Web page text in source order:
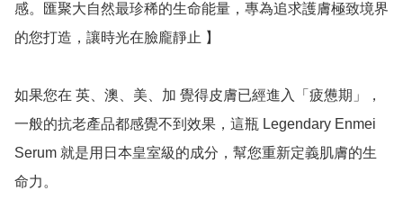
感。匯聚大自然最珍稀的生命能量，專為追求護膚極致境界
的您打造，讓時光在臉龐靜止 】
如果您在 英、澳、美、加 覺得皮膚已經進入「疲憊期」，
一般的抗老產品都感覺不到效果，這瓶 Legendary Enmei
Serum 就是用日本皇室級的成分，幫您重新定義肌膚的生
命力。